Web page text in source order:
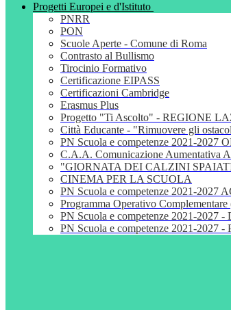
Progetti Europei e d'Istituto
PNRR
PON
Scuole Aperte - Comune di Roma
Contrasto al Bullismo
Tirocinio Formativo
Certificazione EIPASS
Certificazioni Cambridge
Erasmus Plus
Progetto "Ti Ascolto" - REGIONE
Città Educante - "Rimuovere gli
PN Scuola e competenze 2021-2027
C.A.A. Comunicazione Aumentativa
"GIORNATA DEI CALZINI
CINEMA PER LA SCUOLA
PN Scuola e competenze 2021-2027
Programma Operativo
PN Scuola e competenze 2021-
PN Scuola e competenze 2021-2027